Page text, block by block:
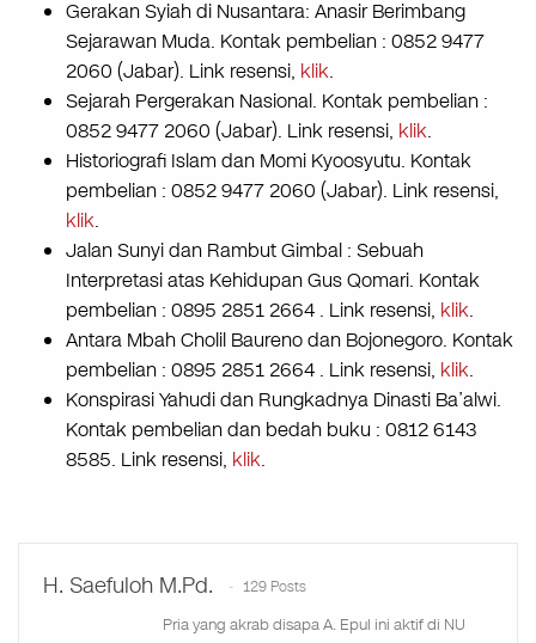
Gerakan Syiah di Nusantara: Anasir Berimbang
Sejarawan Muda. Kontak pembelian : 0852 9477
2060 (Jabar). Link resensi, klik.
Sejarah Pergerakan Nasional. Kontak pembelian :
0852 9477 2060 (Jabar). Link resensi, klik.
Historiografi Islam dan Momi Kyoosyutu. Kontak
pembelian : 0852 9477 2060 (Jabar). Link resensi,
klik.
Jalan Sunyi dan Rambut Gimbal : Sebuah
Interpretasi atas Kehidupan Gus Qomari. Kontak
pembelian : 0895 2851 2664 . Link resensi, klik.
Antara Mbah Cholil Baureno dan Bojonegoro. Kontak
pembelian : 0895 2851 2664 . Link resensi, klik.
Konspirasi Yahudi dan Rungkadnya Dinasti Ba’alwi.
Kontak pembelian dan bedah buku : 0812 6143
8585. Link resensi, klik.
H. Saefuloh M.Pd. 129 Posts
Pria yang akrab disapa A. Epul ini aktif di NU